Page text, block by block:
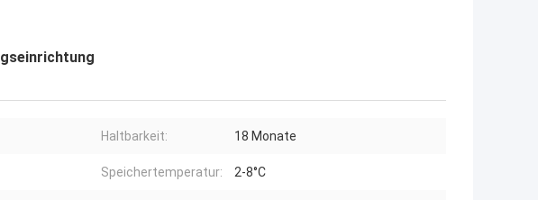
Haltbarkeit: 18 Monate
Speichertemperatur: 2-8°C